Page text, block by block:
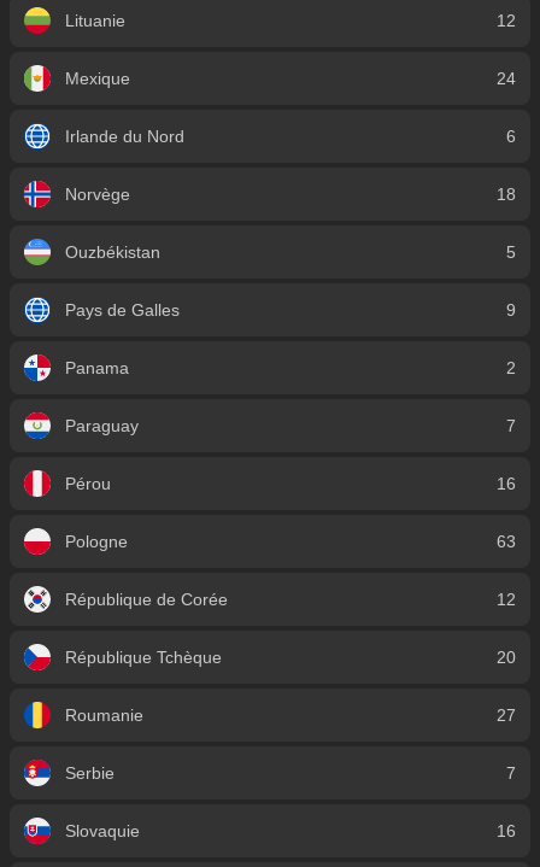
Lituanie 12
Mexique 24
Irlande du Nord 6
Norvège 18
Ouzbékistan 5
Pays de Galles 9
Panama 2
Paraguay 7
Pérou 16
Pologne 63
République de Corée 12
République Tchèque 20
Roumanie 27
Serbie 7
Slovaquie 16